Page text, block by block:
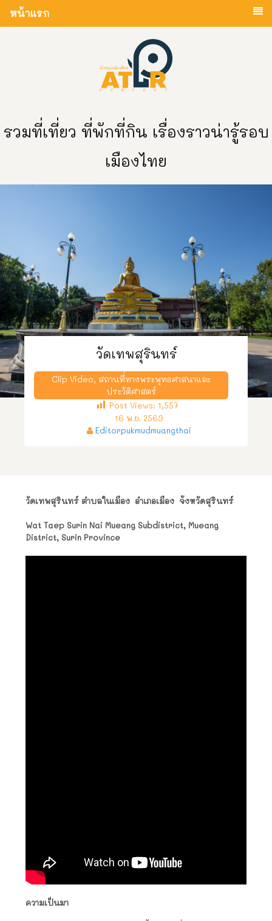
หน้าแรก
รวมที่เที่ยว ที่พักที่กิน เรื่องราวน่ารู้รอบ
เมืองไทย
วัดเทพสุรินทร์
Clip Video, สถานที่ทางพระพุทธศาสนาและ
ประวัติศาสตร์
Post Views: 1,557
16 พ.ย. 2563
Editorpukmudmuangthai
วัดเทพสุรินทร์ ตำบลในเมือง อำเภอเมือง จังหวัดสุรินทร์
Wat Taep Surin Nai Mueang Subdistrict, Mueang
District, Surin Province
ความเป็นมา